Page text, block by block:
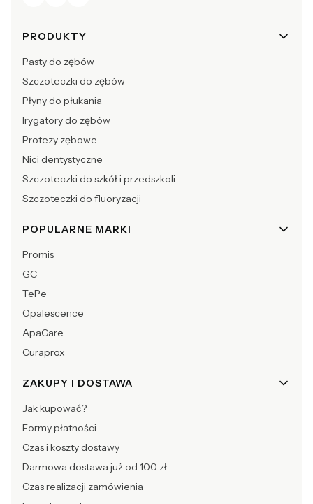
Linki w stopce
PRODUKTY
Pasty do zębów
Szczoteczki do zębów
Płyny do płukania
Irygatory do zębów
Protezy zębowe
Nici dentystyczne
Szczoteczki do szkół i przedszkoli
Szczoteczki do fluoryzacji
POPULARNE MARKI
Promis
GC
TePe
Opalescence
ApaCare
Curaprox
ZAKUPY I DOSTAWA
Jak kupować?
Formy płatności
Czas i koszty dostawy
Darmowa dostawa już od 100 zł
Czas realizacji zamówienia